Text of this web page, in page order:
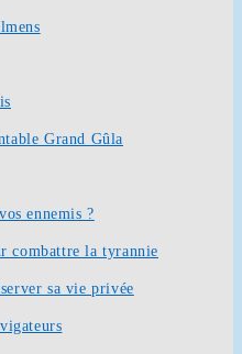
Grand Gûla
ennemis ?
combattre la tyrannie
sa vie privée